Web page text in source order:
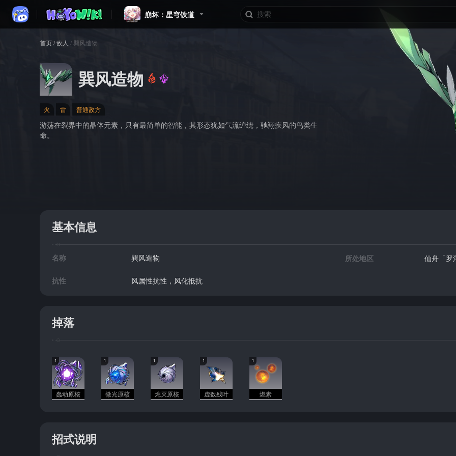
崩坏：星穹铁道
首页/敌人 / 巽风造物
巽风造物
火 雷 普通敌方
游荡在裂界中的晶体元素，只有最简单的智能，其形态犹如气流缠绕，驰翔疾风的鸟类生
命。
基本信息
名称 巽风造物 所处地区 仙舟「罗
抗性 风属性抗性，风化抵抗
掉落
1
蠢动原核
1
微光原核
1
熄灭原核
1
虚数残叶
1
燃素
招式说明